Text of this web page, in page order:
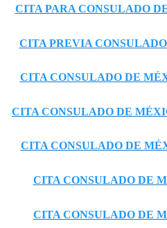
CITA PARA CONSULADO
CITA PREVIA
CITA CONSULADO DE
CITA CONSULADO DE
CITA CONSULADO DE
CITA CONSULADO DE
CITA CONSULADO DE